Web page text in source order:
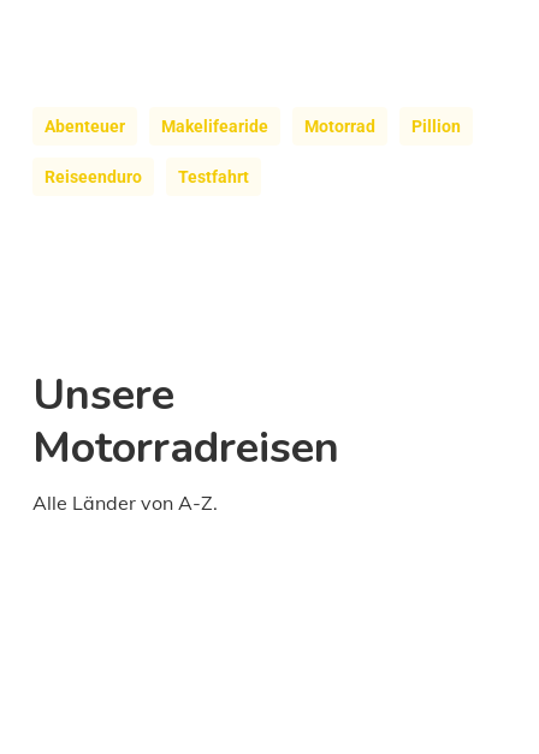
Abenteuer Makelifearide Motorrad Pillion
Reiseenduro Testfahrt
Unsere
Motorradreisen
Alle Länder von A-Z.